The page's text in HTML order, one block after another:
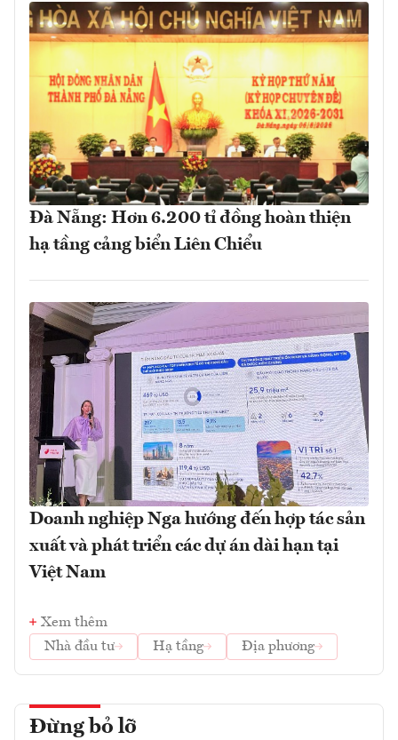
Đà Nẵng: Hơn 6.200 tỉ đồng hoàn thiện
hạ tầng cảng biển Liên Chiểu
Doanh nghiệp Nga hướng đến hợp tác sản
xuất và phát triển các dự án dài hạn tại
Việt Nam
Xem thêm
Nhà đầu tư
Hạ tầng Địa phương
Đừng bỏ lỡ